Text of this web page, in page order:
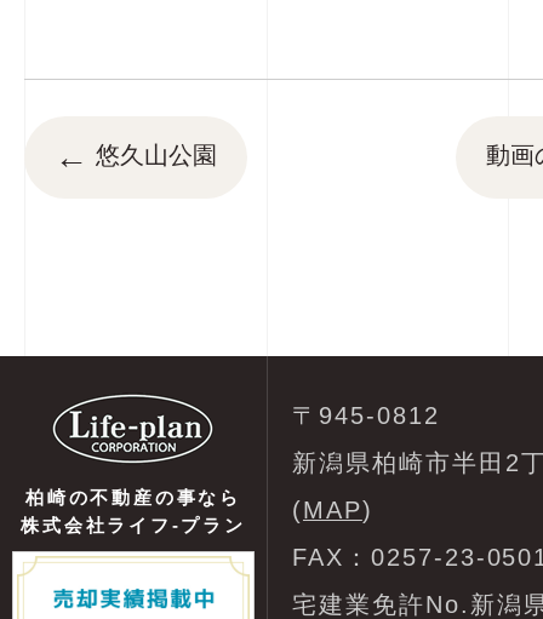
← 悠久山公園 動
柏崎の不動産の事なら
株式会社ライフ-プラン
〒945-0812
新潟県柏崎市半田2
(MAP)
FAX：0257-23-
宅建業免許No.新潟